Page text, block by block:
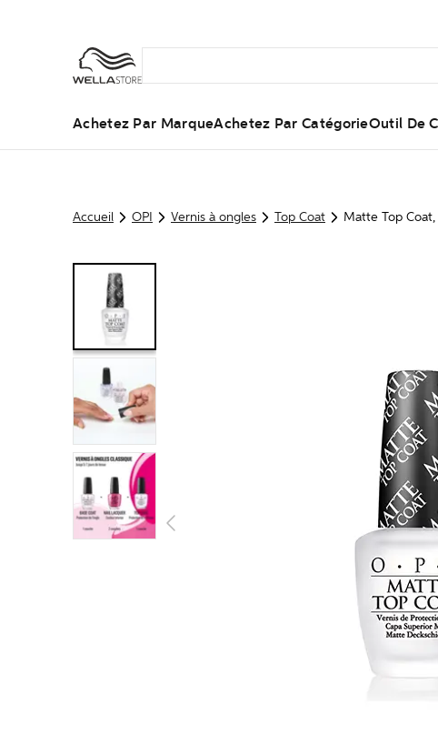
Achetez Par MarqueAchetez Par CatégorieOutil De
Accueil OPI Vernis à ongles Top Coat Matte Top Coat,